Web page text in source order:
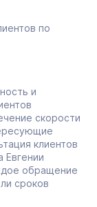
по
и
скорости
клиентов
Евгении
обращение
сроков